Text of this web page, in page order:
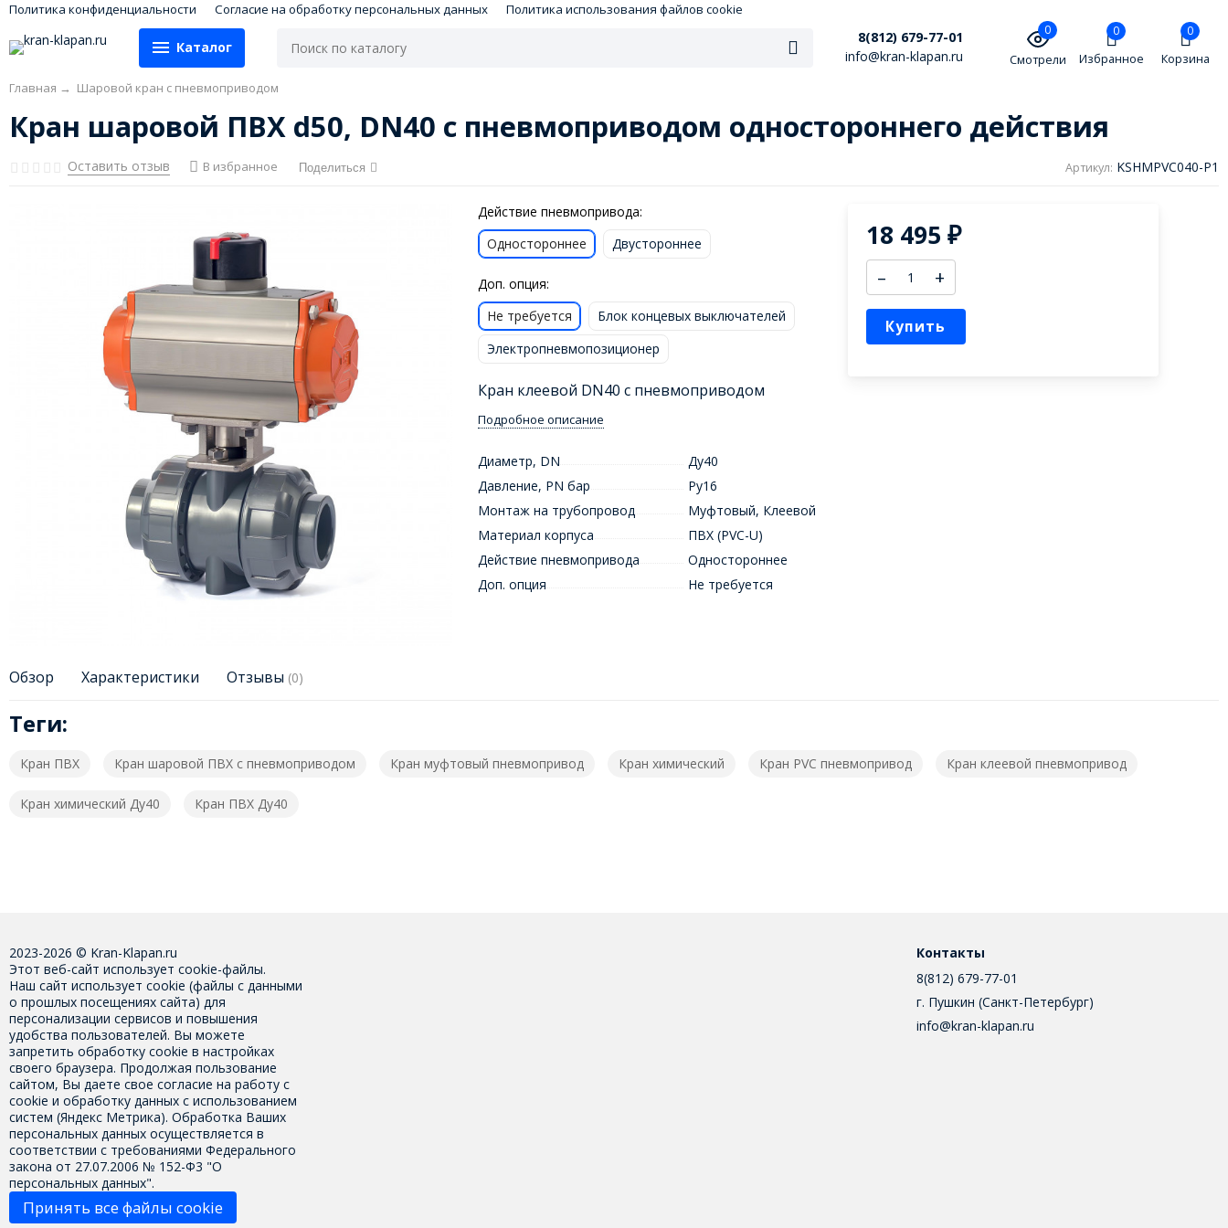
Политика конфиденциальности Согласие на обработку персональных данных Политика использования файлов cookie
Каталог
8(812) 679-77-01
info@kran-klapan.ru
0
Смотрели
0
Избранное
0
Корзина
Главная → Шаровой кран с пневмоприводом
Кран шаровой ПВХ d50, DN40 с пневмоприводом одностороннего действия
Оставить отзыв В избранное Поделиться Артикул: KSHMPVC040-P1
Действие пневмопривода:
Одностороннее
Двустороннее
Доп. опция:
Не требуется
Блок концевых выключателей
Электропневмопозиционер
Кран клеевой DN40 с пневмоприводом
Подробное описание
Диаметр, DN
Ду40
Давление, PN бар
Ру16
Монтаж на трубопровод
Муфтовый, Клеевой
Материал корпуса
ПВХ (PVC-U)
Действие пневмопривода
Одностороннее
Доп. опция
Не требуется
18 495 ₽
– +
Купить
Обзор Характеристики Отзывы (0)
Теги:
Кран ПВХ Кран шаровой ПВХ с пневмоприводом Кран муфтовый пневмопривод Кран химический Кран PVC пневмопривод Кран клеевой пневмопривод
Кран химический Ду40 Кран ПВХ Ду40
2023-2026 © Kran-Klapan.ru
Этот веб-сайт использует cookie-файлы.
Наш сайт использует cookie (файлы с данными
о прошлых посещениях сайта) для
персонализации сервисов и повышения
удобства пользователей. Вы можете
запретить обработку cookie в настройках
своего браузера. Продолжая пользование
сайтом, Вы даете свое согласие на работу с
cookie и обработку данных с использованием
систем (Яндекс Метрика). Обработка Ваших
персональных данных осуществляется в
соответствии с требованиями Федерального
закона от 27.07.2006 № 152-Ф3 "О
персональных данных".
Принять все файлы cookie
Контакты
8(812) 679-77-01
г. Пушкин (Санкт-Петербург)
info@kran-klapan.ru